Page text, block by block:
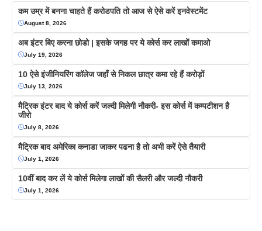
कम उम्र में बनना चाहते हैं करोडपति तो आज से ऐसे करें इनवेस्टमेंट
August 8, 2026
अब इंटर बिए करना छोडो | इसके जगह पर ये कोर्स कर लाखों कमाओ
July 19, 2026
10 ऐसे इंजीनियरिंग कॉलेज जहाँ से निकल छात्र कमा रहे हैं करोड़ों
July 13, 2026
मैट्रिक इंटर बाद ये कोर्स करें जल्दी मिलेगी नौकरी- इस कोर्स में कम्पटीशन है
जीरो
July 8, 2026
मैट्रिक बाद अमेरिका कनाडा जाकर पढना है तो अभी करें ऐसे तैयारी
July 1, 2026
10वीं बाद कर लें ये कोर्स मिलेगा लाखों की सैलरी और जल्दी नौकरी
July 1, 2026